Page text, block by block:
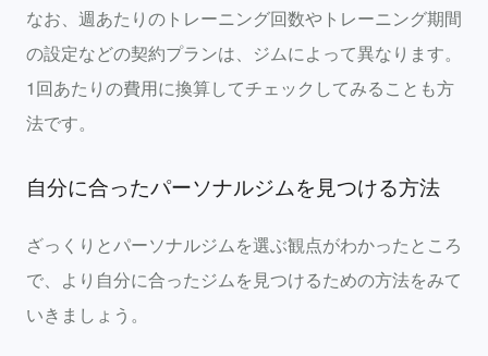
なお、週あたりのトレーニング回数やトレーニング期間
の設定などの契約プランは、ジムによって異なります。
1回あたりの費用に換算してチェックしてみることも方
法です。
自分に合ったパーソナルジムを見つける方法
ざっくりとパーソナルジムを選ぶ観点がわかったところ
で、より自分に合ったジムを見つけるための方法をみて
いきましょう。